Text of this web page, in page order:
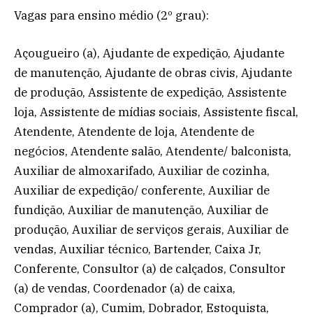
Vagas para ensino médio (2º grau):
Açougueiro (a), Ajudante de expedição, Ajudante
de manutenção, Ajudante de obras civis, Ajudante
de produção, Assistente de expedição, Assistente
loja, Assistente de mídias sociais, Assistente fiscal,
Atendente, Atendente de loja, Atendente de
negócios, Atendente salão, Atendente/ balconista,
Auxiliar de almoxarifado, Auxiliar de cozinha,
Auxiliar de expedição/ conferente, Auxiliar de
fundição, Auxiliar de manutenção, Auxiliar de
produção, Auxiliar de serviços gerais, Auxiliar de
vendas, Auxiliar técnico, Bartender, Caixa Jr,
Conferente, Consultor (a) de calçados, Consultor
(a) de vendas, Coordenador (a) de caixa,
Comprador (a), Cumim, Dobrador, Estoquista,